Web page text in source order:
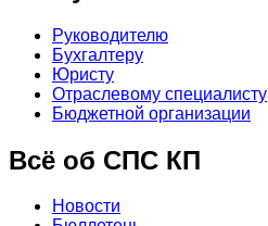
Руководителю
Бухгалтеру
Юристу
Отраслевому специалисту
Бюджетной организации
Всё об СПС КП
Новости